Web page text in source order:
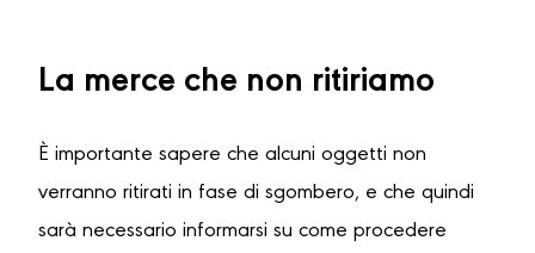
La merce che non ritiriamo
È importante sapere che alcuni oggetti non
verranno ritirati in fase di sgombero, e che quindi
sarà necessario informarsi su come procedere